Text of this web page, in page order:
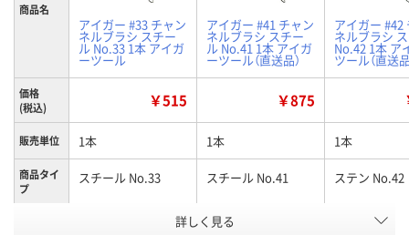
商品名
アイガー #33 チャン
ネルブラシ スチー
ル No.33 1本 アイガ
ーツール
アイガー #41 チャン
ネルブラシ スチー
ル No.41 1本 アイガ
ーツール（直送品）
アイガー #42
ネルブラシ
No.42 1本 ア
ツール（直送品
価格
(税込)
￥515 ￥875
販売単位 1本 1本 1本
商品タイ
プ
スチール No.33 スチール No.41 ステン No.42
HN18422 HN18565
詳しく見る